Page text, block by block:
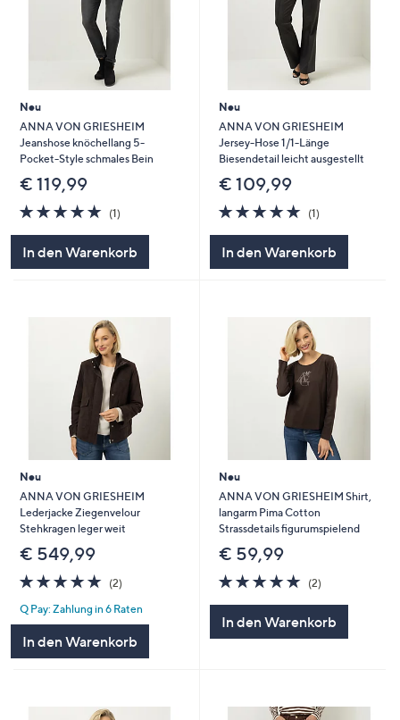
Neu
ANNA VON GRIESHEIM
Jeanshose knöchellang 5-
Pocket-Style schmales Bein
€ 119,99
5.0
von
5
(1)
In den Warenkorb
Neu
ANNA VON GRIESHEIM
Jersey-Hose 1/1-Länge
Biesendetail leicht ausgestellt
€ 109,99
5.0
von
(1)1
In den Warenkorb
Neu
ANNA VON GRIESHEIM
Lederjacke Ziegenvelour
Stehkragen leger weit
€ 549,99
5.0
von
5
(2)
Q Pay: Zahlung in 6 Raten
In den Warenkorb
Neu
ANNA VON GRIESHEIM Shirt,
langarm Pima Cotton
Strassdetails figurumspielend
€ 59,99
5.0
von
(2)2
In den Warenkorb